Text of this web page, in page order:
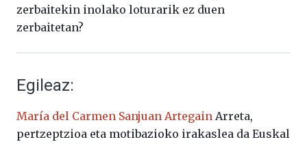
zerbaitekin inolako loturarik ez duen
zerbaitetan?
Egileaz:
María del Carmen Sanjuan Artegain Arreta,
pertzeptzioa eta motibazioko irakaslea da Euskal